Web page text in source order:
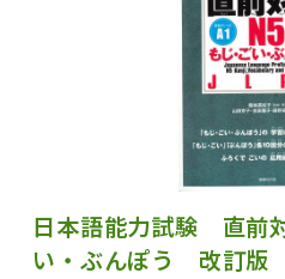
日本語能力試験 直前
い・ぶんぽう 改訂版